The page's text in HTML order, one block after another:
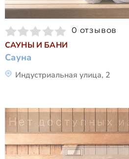
0 отзывов
САУНЫ И БАНИ
Сауна
Индустриальная улица, 2